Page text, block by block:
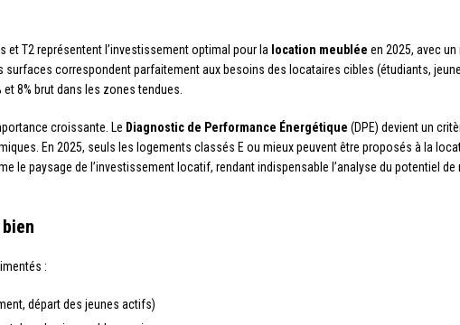
T2 représentent l’investissement optimal pour la location meublée en 2025, avec un
correspondent parfaitement aux besoins des locataires cibles (étudiants,
8% brut dans les zones tendues.
croissante. Le Diagnostic de Performance Énergétique (DPE) devient un
En 2025, seuls les logements classés E ou mieux peuvent être proposés à la
le paysage de l’investissement locatif, rendant indispensable l’analyse du potentiel
:
départ des jeunes actifs)